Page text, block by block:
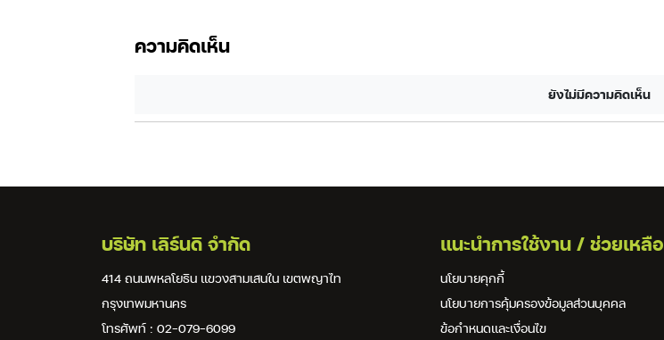
ความคิดเห็น
ยังไม่มีความคิดเห็น
บริษัท เลิร์นดิ จำกัด
414 ถนนพหลโยธิน แขวงสามเสนใน เขตพญาไท
กรุงเทพมหานคร
โทรศัพท์ : 02-079-6099
แนะนำการใช้งาน / ช่วยเหลือ
นโยบายคุกกี้
นโยบายการคุ้มครองข้อมูลส่วนบุคคล
ข้อกำหนดและเงื่อนไข